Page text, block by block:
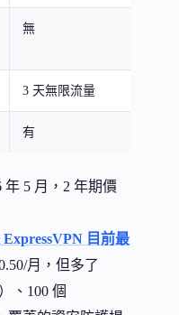
無
3 天無限流量
有
年 5 月，2 年期價
目前最
月，但多了
、100 個